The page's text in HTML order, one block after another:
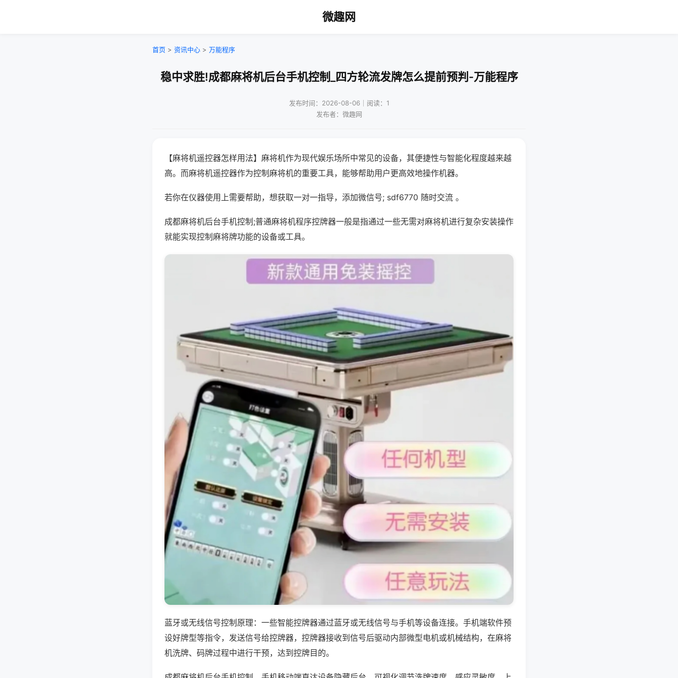
微趣网
首页 > 资讯中心 > 万能程序
稳中求胜!成都麻将机后台手机控制_四方轮流发牌怎么提前预判-万能程序
发布时间：2026-08-06｜阅读：1
发布者：微趣网
【麻将机遥控器怎样用法】麻将机作为现代娱乐场所中常见的设备，其便捷性与智能化程度越来越
高。而麻将机遥控器作为控制麻将机的重要工具，能够帮助用户更高效地操作机器。
若你在仪器使用上需要帮助，想获取一对一指导，添加微信号; sdf6770 随时交流 。
成都麻将机后台手机控制;普通麻将机程序控牌器一般是指通过一些无需对麻将机进行复杂安装操作
就能实现控制麻将牌功能的设备或工具。
蓝牙或无线信号控制原理：一些智能控牌器通过蓝牙或无线信号与手机等设备连接。手机端软件预
设好牌型等指令，发送信号给控牌器，控牌器接收到信号后驱动内部微型电机或机械结构，在麻将
机洗牌、码牌过程中进行干预，达到控牌目的。